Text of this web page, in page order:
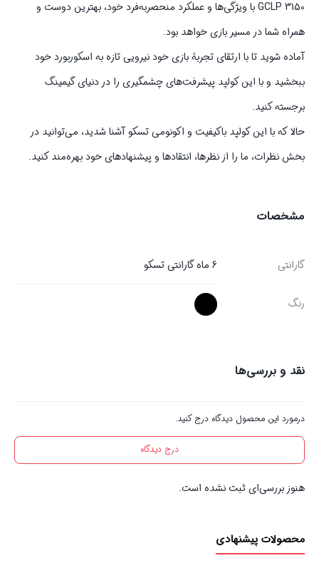
GCLP 3150 با ویژگی‌ها و عملکرد منحصربه‌فرد خود، بهترین دوست و
همراه شما در مسیر بازی خواهد بود.
آماده شوید تا با ارتقای تجربهٔ بازی خود نیرویی تازه به اسکوربورد خود
ببخشید و با این کولپد پیشرفت‌های چشمگیری را در دنیای گیمینگ
برجسته کنید.
حالا که با این کولپد باکیفیت و اکونومی تسکو آشنا شدید، می‌توانید در
بخش نظرات، ما را از نظرها، انتقادها و پیشنهادهای خود بهره‌مند کنید.
مشخصات
گارانتی 6 ماه گارانتی تسکو
رنگ
نقد و بررسی‌ها
درمورد این محصول دیدگاه درج کنید.
درج دیدگاه
هنوز بررسی‌ای ثبت نشده است.
محصولات پیشنهادی